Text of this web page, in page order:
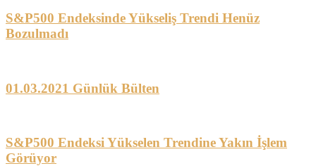
S&P500 Endeksinde Yükseliş Trendi Henüz
Bozulmadı
01.03.2021 Günlük Bülten
S&P500 Endeksi Yükselen Trendine Yakın İşlem
Görüyor